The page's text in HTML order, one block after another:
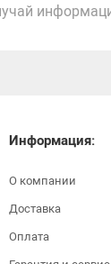
Информация:
О компании
Доставка
Оплата